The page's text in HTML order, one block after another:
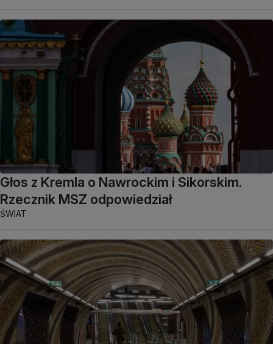
Głos z Kremla o Nawrockim i Sikorskim.
Rzecznik MSZ odpowiedział
ŚWIAT